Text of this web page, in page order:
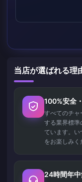
当店が選ばれる理
100%安全
すべてのチャ
する業界標準
ています。
をお楽しみく
24時間年